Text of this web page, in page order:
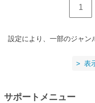
1
設定により、一部のジャン
表
サポートメニュー